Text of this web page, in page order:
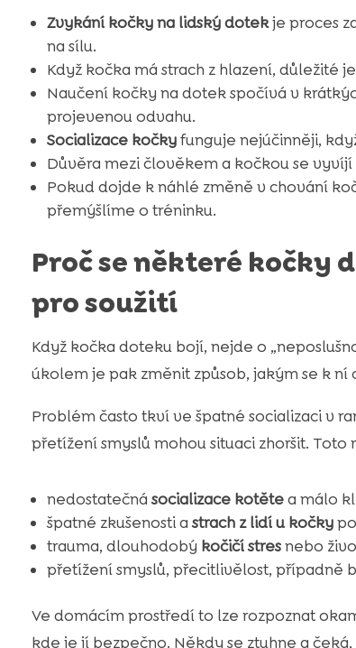
Zvykání kočky na lidský dotekje proces
na sílu.
Když kočka má strach z hlazení, důležité
Naučení kočky na dotek spočívá v
projevenou odvahu.
Socializace kočkyfunguje nejúčinněji,
Důvěra mezi člověkem a kočkou se
Pokud dojde k náhlé změně v chování
přemýšlíme o tréninku.
Proč se některé kočky
pro soužití
Když kočka doteku bojí, nejde o
úkolem je pak změnit způsob, jakým se k ní
Problém často tkví ve špatné socializaci v
přetížení smyslů mohou situaci zhoršit.
nedostatečná socializace kotětea málo
špatné zkušenosti a strach z lidí u kočkypo
trauma, dlouhodobý kočičí stresnebo
přetížení smyslů, přecitlivělost, případně
Ve domácím prostředí to lze rozpoznat
kde je jí bezpečno. Někdy se ztuhne a